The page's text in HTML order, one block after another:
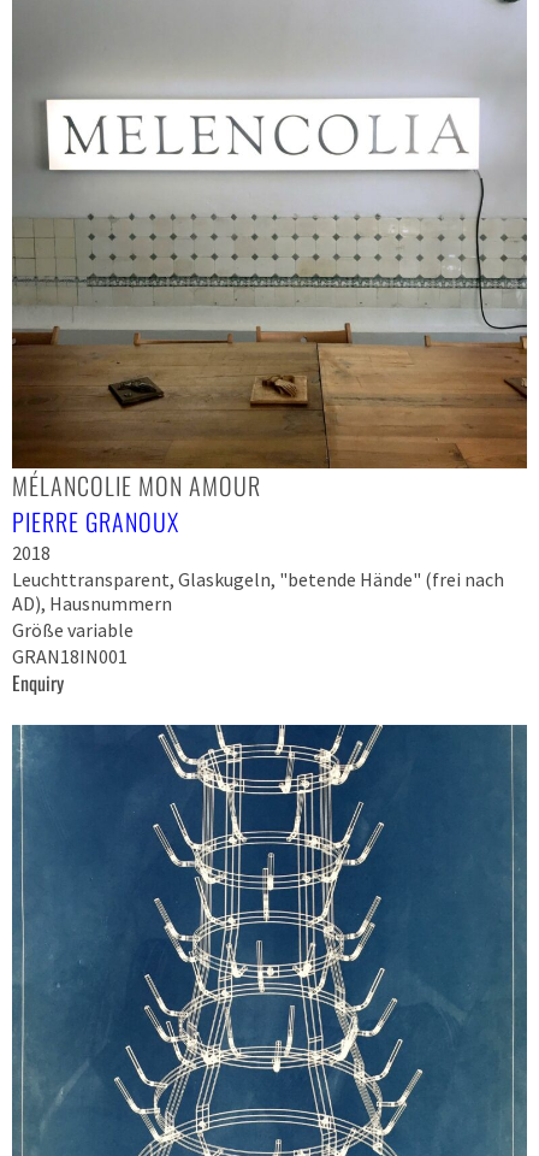
MÉLANCOLIE MON AMOUR
PIERRE GRANOUX
2018
Leuchttransparent, Glaskugeln, "betende Hände" (frei nach
AD), Hausnummern
Größe variable
GRAN18IN001
Enquiry